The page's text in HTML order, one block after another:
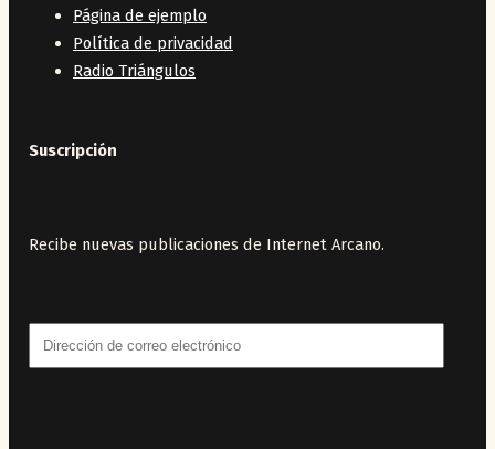
Página de ejemplo
Política de privacidad
Radio Triángulos
Suscripción
Recibe nuevas publicaciones de Internet Arcano.
Dirección
de